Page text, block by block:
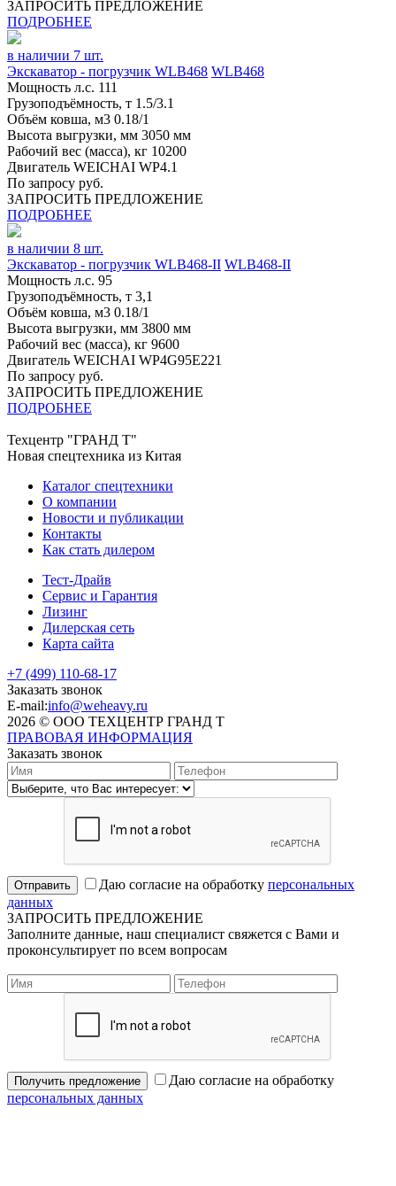
ЗАПРОСИТЬ ПРЕДЛОЖЕНИЕ
ПОДРОБНЕЕ
в наличии 7 шт.
Экскаватор - погрузчик WLB468 WLB468
Мощность л.с. 111
Грузоподъёмность, т 1.5/3.1
Объём ковша, м3 0.18/1
Высота выгрузки, мм 3050 мм
Рабочий вес (масса), кг 10200
Двигатель WEICHAI WP4.1
По запросу руб.
ЗАПРОСИТЬ ПРЕДЛОЖЕНИЕ
ПОДРОБНЕЕ
в наличии 8 шт.
Экскаватор - погрузчик WLB468-II WLB468-II
Мощность л.с. 95
Грузоподъёмность, т 3,1
Объём ковша, м3 0.18/1
Высота выгрузки, мм 3800 мм
Рабочий вес (масса), кг 9600
Двигатель WEICHAI WP4G95E221
По запросу руб.
ЗАПРОСИТЬ ПРЕДЛОЖЕНИЕ
ПОДРОБНЕЕ
Техцентр "ГРАНД Т"
Новая спецтехника из Китая
Каталог спецтехники
О компании
Новости и публикации
Контакты
Как стать дилером
Тест-Драйв
Сервис и Гарантия
Лизинг
Дилерская сеть
Карта сайта
+7 (499) 110-68-17
Заказать звонок
E-mail:info@weheavy.ru
2026 © ООО ТЕХЦЕНТР ГРАНД Т
ПРАВОВАЯ ИНФОРМАЦИЯ
Заказать звонок
Отправить Даю согласие на обработку персональных
данных
ЗАПРОСИТЬ ПРЕДЛОЖЕНИЕ
Заполните данные, наш специалист свяжется с Вами и
проконсультирует по всем вопросам
Получить предложение
Даю согласие на обработку
персональных данных